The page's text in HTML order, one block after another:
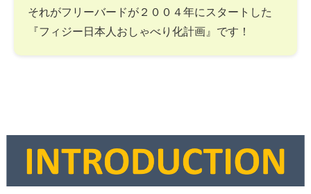
それがフリーバードが２００４年にスタートした
『フィジー日本人おしゃべり化計画』です！